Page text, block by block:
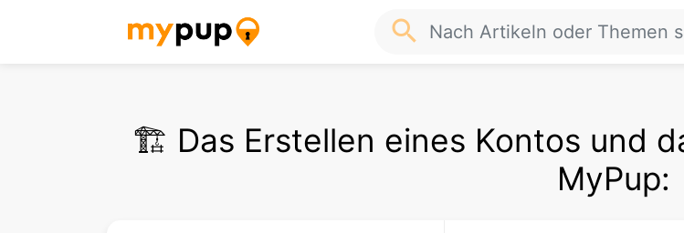
search
🏗️ Das Erstellen eines Kontos und
MyPup: